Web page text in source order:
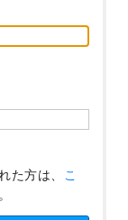
た方は、 こ